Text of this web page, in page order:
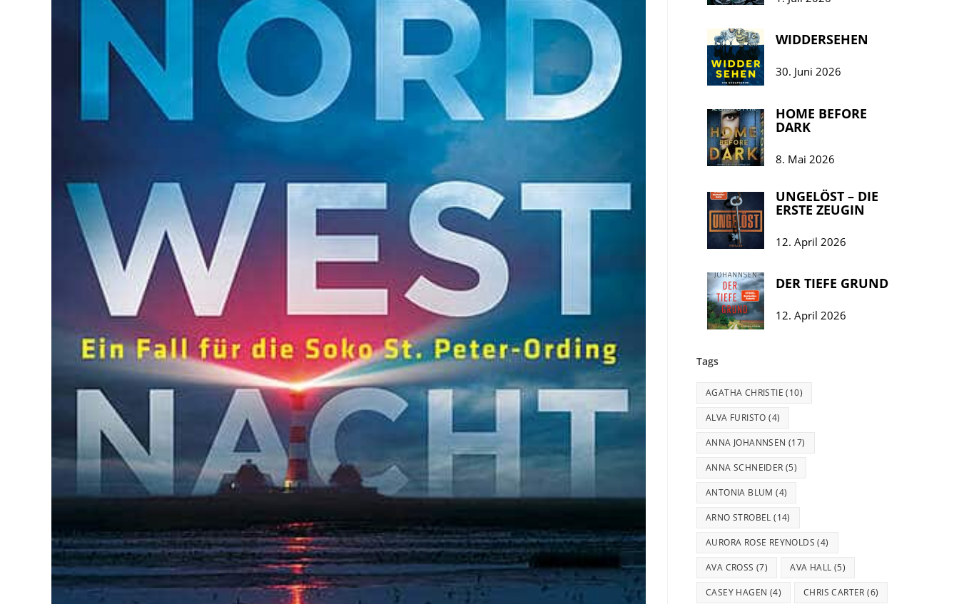
WIDDERSEHEN
30. Juni 2026
HOME BEFORE
DARK
8. Mai 2026
UNGELÖST – DIE
ERSTE ZEUGIN
12. April 2026
DER TIEFE GRUND
12. April 2026
Tags
AGATHA CHRISTIE (10)
ALVA FURISTO (4)
ANNA JOHANNSEN (17)
ANNA SCHNEIDER (5)
ANTONIA BLUM (4)
ARNO STROBEL (14)
AURORA ROSE REYNOLDS (4)
AVA CROSS (7) AVA HALL (5)
CASEY HAGEN (4) CHRIS CARTER (6)